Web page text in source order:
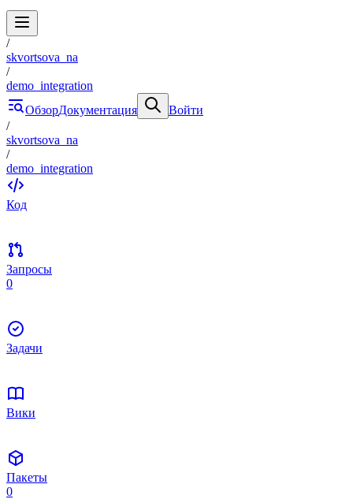
/
skvortsova_na
/
demo_integration
ОбзорДокументация
Войти
/
skvortsova_na
/
demo_integration
Код
Запросы
0
Задачи
Вики
Пакеты
0